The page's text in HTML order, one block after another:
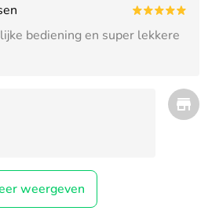
bediening en super lekkere
weergeven